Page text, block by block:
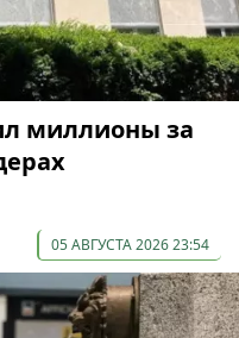
миллионы за
05 АВГУСТА 2026 23:54